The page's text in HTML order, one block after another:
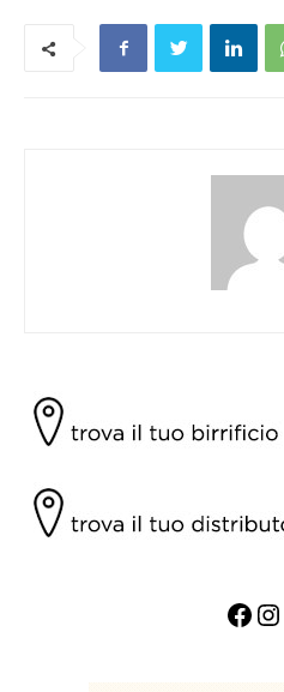
Facebook Instagram